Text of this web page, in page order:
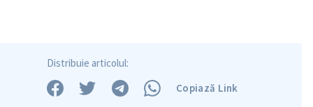
Distribuie articolul:
Copiază Link